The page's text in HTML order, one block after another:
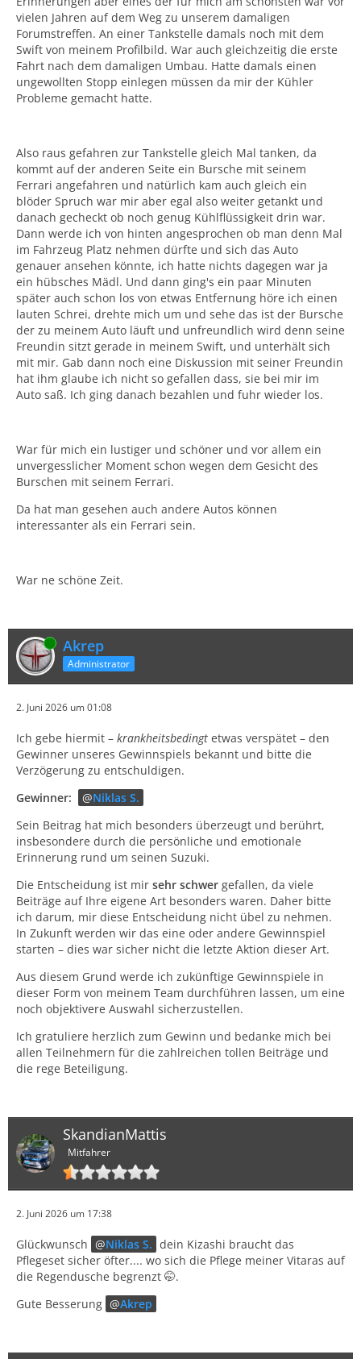
vielen Jahren auf dem Weg zu unserem damaligen
Forumstreffen. An einer Tankstelle damals noch mit dem
Swift von meinem Profilbild. War auch gleichzeitig die erste
Fahrt nach dem damaligen Umbau. Hatte damals einen
ungewollten Stopp einlegen müssen da mir der Kühler
Probleme gemacht hatte.
Also raus gefahren zur Tankstelle gleich Mal tanken, da
kommt auf der anderen Seite ein Bursche mit seinem
Ferrari angefahren und natürlich kam auch gleich ein
blöder Spruch war mir aber egal also weiter getankt und
danach gecheckt ob noch genug Kühlflüssigkeit drin war.
Dann werde ich von hinten angesprochen ob man denn Mal
im Fahrzeug Platz nehmen dürfte und sich das Auto
genauer ansehen könnte, ich hatte nichts dagegen war ja
ein hübsches Mädl. Und dann ging's ein paar Minuten
später auch schon los von etwas Entfernung höre ich einen
lauten Schrei, drehte mich um und sehe das ist der Bursche
der zu meinem Auto läuft und unfreundlich wird denn seine
Freundin sitzt gerade in meinem Swift, und unterhält sich
mit mir. Gab dann noch eine Diskussion mit seiner Freundin
hat ihm glaube ich nicht so gefallen dass, sie bei mir im
Auto saß. Ich ging danach bezahlen und fuhr wieder los.
War für mich ein lustiger und schöner und vor allem ein
unvergesslicher Moment schon wegen dem Gesicht des
Burschen mit seinem Ferrari.
Da hat man gesehen auch andere Autos können
interessanter als ein Ferrari sein.
War ne schöne Zeit.
Online Akrep
Administrator
2. Juni 2026 um 01:08
Ich gebe hiermit – krankheitsbedingt etwas verspätet – den
Gewinner unseres Gewinnspiels bekannt und bitte die
Verzögerung zu entschuldigen.
Gewinner:
Niklas S.
Sein Beitrag hat mich besonders überzeugt und berührt,
insbesondere durch die persönliche und emotionale
Erinnerung rund um seinen Suzuki.
Die Entscheidung ist mir sehr schwer gefallen, da viele
Beiträge auf Ihre eigene Art besonders waren. Daher bitte
ich darum, mir diese Entscheidung nicht übel zu nehmen.
In Zukunft werden wir das eine oder andere Gewinnspiel
starten – dies war sicher nicht die letzte Aktion dieser Art.
Aus diesem Grund werde ich zukünftige Gewinnspiele in
dieser Form von meinem Team durchführen lassen, um eine
noch objektivere Auswahl sicherzustellen.
Ich gratuliere herzlich zum Gewinn und bedanke mich bei
allen Teilnehmern für die zahlreichen tollen Beiträge und
die rege Beteiligung.
SkandianMattis
Mitfahrer
2. Juni 2026 um 17:38
Glückwunsch Niklas S. dein Kizashi braucht das
Pflegeset sicher öfter.... wo sich die Pflege meiner Vitaras auf
die Regendusche begrenzt 🤭.
Gute Besserung
Akrep